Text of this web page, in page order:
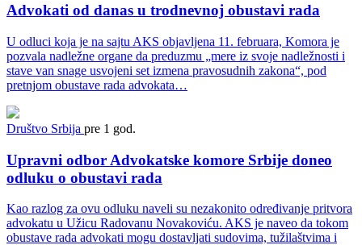
Advokati od danas u trodnevnoj obustavi rada
U odluci koja je na sajtu AKS objavljena 11. februara, Komora je
pozvala nadležne organe da preduzmu „mere iz svoje nadležnosti i
stave van snage usvojeni set izmena pravosudnih zakona“, pod
pretnjom obustave rada advokata…
Društvo Srbija pre 1 god.
Upravni odbor Advokatske komore Srbije doneo
odluku o obustavi rada
Kao razlog za ovu odluku naveli su nezakonito određivanje pritvora
advokatu u Užicu Radovanu Novakoviću. AKS je naveo da tokom
obustave rada advokati mogu dostavljati sudovima, tužilaštvima i